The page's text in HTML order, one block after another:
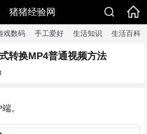
猪猪经验网
戏数码 手工爱好 生活知识 生活百科
转换MP4普通视频方法
。